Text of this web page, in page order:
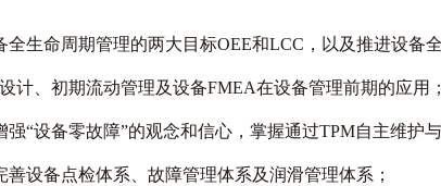
全生命周期管理的两大目标OEE和LCC，以及推进设备
计、初期流动管理及设备FMEA在设备管理前期的应用；
强“设备零故障”的观念和信心，掌握通过TPM自主维护
善设备点检体系、故障管理体系及润滑管理体系；